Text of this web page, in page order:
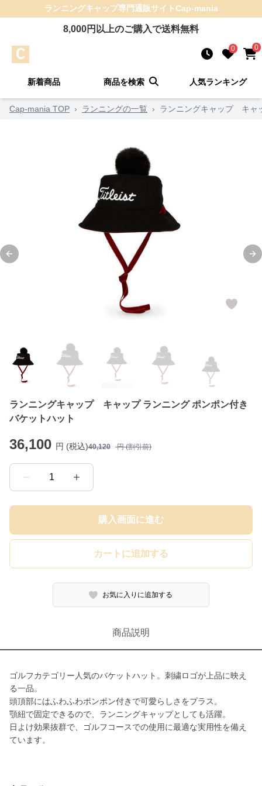
ランニングキャップ専門通販サイトCap-mania
8,000円以上のご購入で送料無料
0 0
新着商品 商品を検索 人気ランキング
Cap-mania TOP › ランニングの一覧 › ランニングキャップ キャ
Previous slide
ランニングキャップ キャップ ランニング ポンポン付き
バケットハット
36,100 円 (税込)40,120 円 (割引前)
1
購入画面に進む
カートに追加する
お気に入りに追加する
商品説明
ゴルフカテゴリー人気のバケットハット。刺繍ロゴが上品に映え
る一品。
頭頂部にはふわふわポンポン付きで可愛らしさをプラス。
顎紐で固定できるので、ランニングキャップとしても活躍。
日よけ効果抜群で、ゴルフコースでの使用に最適な実用性を備え
ています。